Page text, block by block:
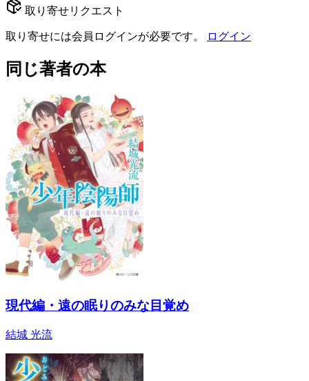
取り寄せリクエスト
取り寄せには会員ログインが必要です。 ログイン
同じ著者の本
現代編・遠の眠りのみな目覚め
結城 光流